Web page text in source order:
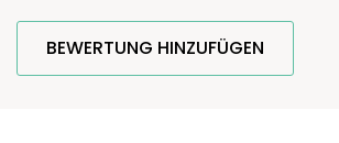
BEWERTUNG HINZUFÜGEN